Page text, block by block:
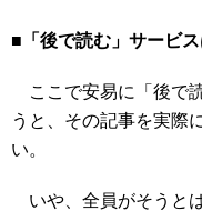
■「後で読む」サービ
ここで安易に「後で
うと、その記事を実際
い。
いや、全員がそうと